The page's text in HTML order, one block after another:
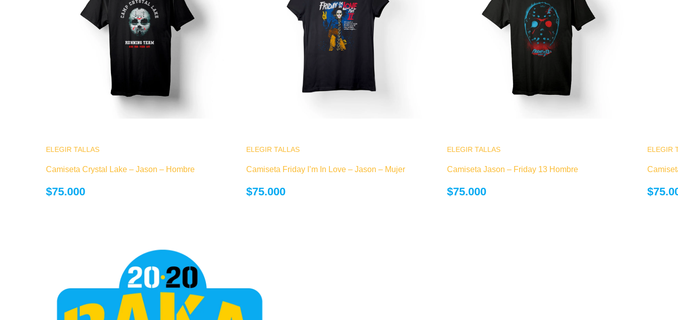
ELEGIR TALLAS
producto
Camiseta Crystal Lake – Jason – Hombre
$75.000
ELEGIR TALLAS
producto
Camiseta Friday I’m In Love – Jason – Mujer
$75.000
ELEGIR TALLASEste producto tiene múltiples variantes. Las
producto
Camiseta Jason – Friday 13 Hombre
$75.000
ELEGIR
$